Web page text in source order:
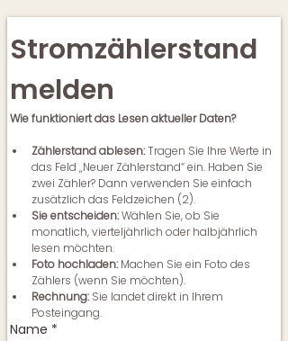
Stromzählerstand
melden
Wie funktioniert das Lesen aktueller Daten?
Zählerstand ablesen: Tragen Sie Ihre Werte in
das Feld „Neuer Zählerstand“ ein. Haben Sie
zwei Zähler? Dann verwenden Sie einfach
zusätzlich das Feldzeichen (2).
Sie entscheiden: Wählen Sie, ob Sie
monatlich, vierteljährlich oder halbjährlich
lesen möchten.
Foto hochladen: Machen Sie ein Foto des
Zählers (wenn Sie möchten).
Rechnung: Sie landet direkt in Ihrem
Posteingang.
Name *